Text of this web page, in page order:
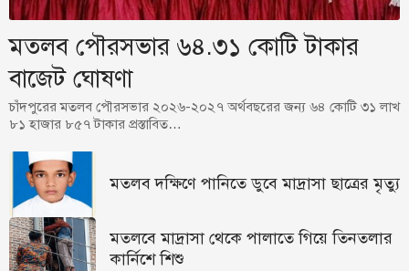
মতলব পৌরসভার ৬৪.৩১ কোটি টাকার
বাজেট ঘোষণা
চাঁদপুরের মতলব পৌরসভার ২০২৬-২০২৭ অর্থবছরের জন্য ৬৪ কোটি ৩১ লাখ
৮১ হাজার ৮৫৭ টাকার প্রস্তাবিত…
মতলব দক্ষিণে পানিতে ডুবে মাদ্রাসা ছাত্রের মৃত্যু
মতলবে মাদ্রাসা থেকে পালাতে গিয়ে তিনতলার
কার্নিশে শিশু